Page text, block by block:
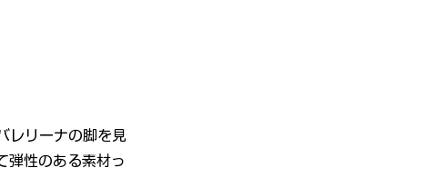
レリーナの脚を見
弾性のある素材っ